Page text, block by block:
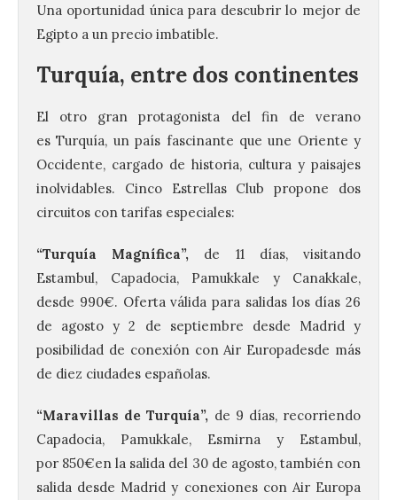
Una oportunidad única para descubrir lo mejor de
Egipto a un precio imbatible.
Turquía, entre dos continentes
El otro gran protagonista del fin de verano
es Turquía, un país fascinante que une Oriente y
Occidente, cargado de historia, cultura y paisajes
inolvidables. Cinco Estrellas Club propone dos
circuitos con tarifas especiales:
“Turquía Magnífica”, de 11 días, visitando
Estambul, Capadocia, Pamukkale y Canakkale,
desde 990€. Oferta válida para salidas los días 26
de agosto y 2 de septiembre desde Madrid y
posibilidad de conexión con Air Europadesde más
de diez ciudades españolas.
“Maravillas de Turquía”, de 9 días, recorriendo
Capadocia, Pamukkale, Esmirna y Estambul,
por 850€en la salida del 30 de agosto, también con
salida desde Madrid y conexiones con Air Europa